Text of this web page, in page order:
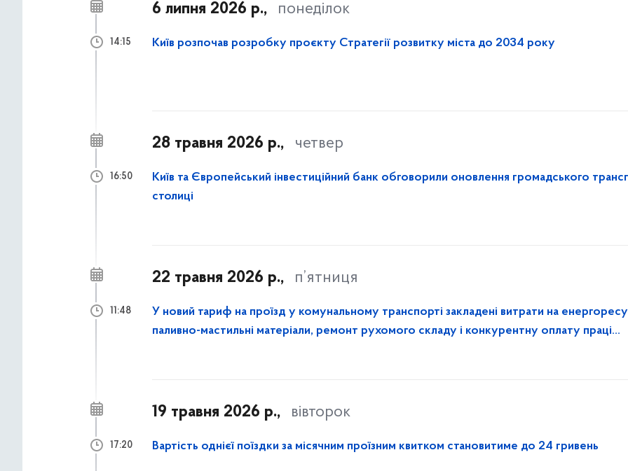
6 липня 2026 р., понеділок
Київ розпочав розробку проєкту Стратегії розвитку міста до 2034 року
14:15
28 травня 2026 р., четвер
Київ та Європейський інвестиційний банк обговорили оновлення громадського
столиці
16:50
22 травня 2026 р., п’ятниця
У новий тариф на проїзд у комунальному транспорті закладені витрати на
паливно-мастильні матеріали, ремонт рухомого складу і конкурентну оплату праці
11:48
19 травня 2026 р., вівторок
Вартість однієї поїздки за місячним проїзним квитком становитиме до 24 гривень
17:20